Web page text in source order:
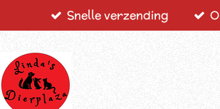
Snelle verzending